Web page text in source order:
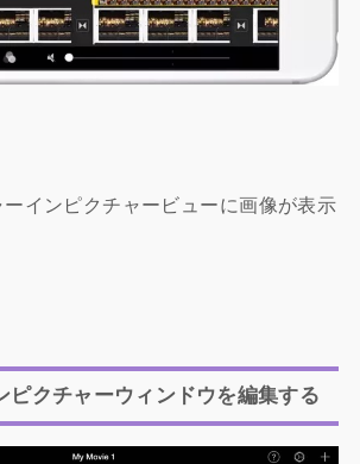
インピクチャービューに画像が表示
ピクチャーウィンドウを編集する